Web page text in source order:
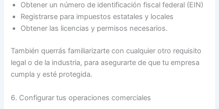
Obtener un número de identificación fiscal federal (EIN)
Registrarse para impuestos estatales y locales
Obtener las licencias y permisos necesarios.
También querrás familiarizarte con cualquier otro requisito
legal o de la industria, para asegurarte de que tu empresa
cumpla y esté protegida.
6. Configurar tus operaciones comerciales